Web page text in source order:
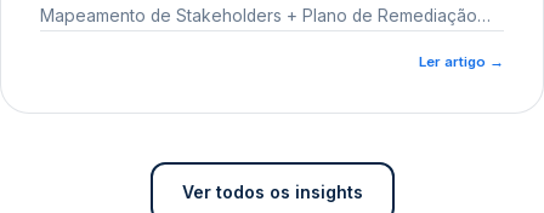
Mapeamento de Stakeholders + Plano de Remediação
Ler artigo →
Ver todos os insights